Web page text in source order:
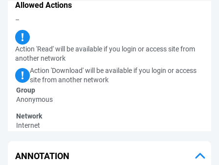
Allowed Actions
–
Action 'Read' will be available if you login or access site from
another network
Action 'Download' will be available if you login or access
site from another network
Group
Anonymous
Network
Internet
ANNOTATION